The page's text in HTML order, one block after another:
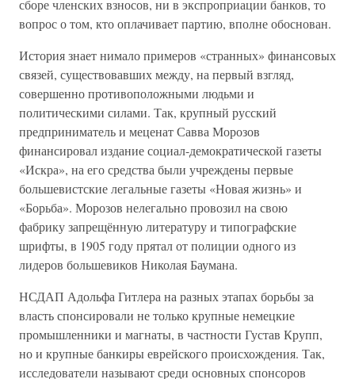
сборе членских взносов, ни в экспроприации банков, то
вопрос о том, кто оплачивает партию, вполне обоснован.
История знает нимало примеров «странных» финансовых
связей, существовавших между, на первый взгляд,
совершенно противоположными людьми и
политическими силами. Так, крупный русский
предприниматель и меценат Савва Морозов
финансировал издание социал-демократической газеты
«Искра», на его средства были учреждены первые
большевистские легальные газеты «Новая жизнь» и
«Борьба». Морозов нелегально провозил на свою
фабрику запрещённую литературу и типографские
шрифты, в 1905 году прятал от полиции одного из
лидеров большевиков Николая Баумана.
НСДАП Адольфа Гитлера на разных этапах борьбы за
власть спонсировали не только крупные немецкие
промышленники и магнаты, в частности Густав Крупп,
но и крупные банкиры еврейского происхождения. Так,
исследователи называют среди основных спонсоров